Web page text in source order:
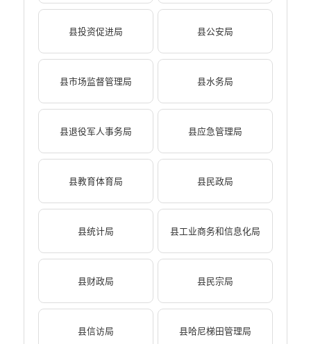
县投资促进局 县公安局
县市场监督管理局 县水务局
县退役军人事务局 县应急管理局
县教育体育局 县民政局
县统计局 县工业商务和信息化局
县财政局 县民宗局
县信访局 县哈尼梯田管理局